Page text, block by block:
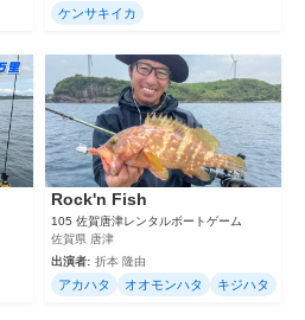
ケンサキイカ
Rock'n Fish
105 佐賀唐津レンタルボートゲーム
佐賀県 唐津
出演者: 折本 隆由
アカハタ オオモンハタ キジハタ